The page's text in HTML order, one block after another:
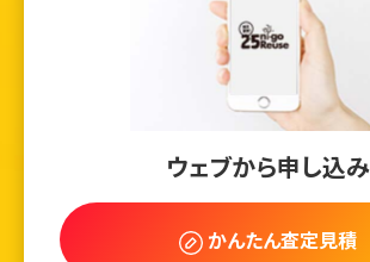
ウェブから申し込み
かんたん査定見積